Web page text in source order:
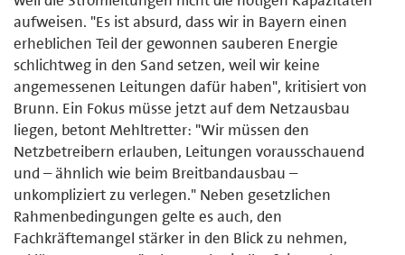
aufweisen. "Es ist absurd, dass wir in Bayern einen
erheblichen Teil der gewonnen sauberen Energie
schlichtweg in den Sand setzen, weil wir keine
angemessenen Leitungen dafür haben", kritisiert von
Brunn. Ein Fokus müsse jetzt auf dem Netzausbau
liegen, betont Mehltretter: "Wir müssen den
Netzbetreibern erlauben, Leitungen vorausschauend
und – ähnlich wie beim Breitbandausbau –
unkompliziert zu verlegen." Neben gesetzlichen
Rahmenbedingungen gelte es auch, den
Fachkräftemangel stärker in den Blick zu nehmen,